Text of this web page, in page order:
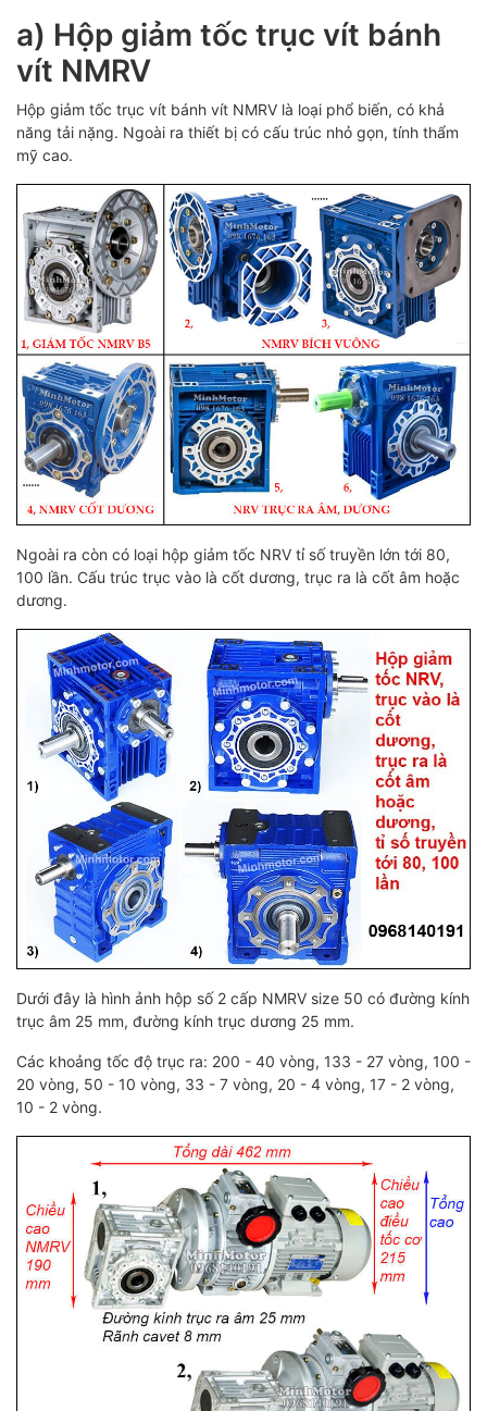
a) Hộp giảm tốc trục vít bánh
vít NMRV
Hộp giảm tốc trục vít bánh vít NMRV là loại phổ biến, có khả
năng tải nặng. Ngoài ra thiết bị có cấu trúc nhỏ gọn, tính thẩm
mỹ cao.
Ngoài ra còn có loại hộp giảm tốc NRV tỉ số truyền lớn tới 80,
100 lần. Cấu trúc trục vào là cốt dương, trục ra là cốt âm hoặc
dương.
Dưới đây là hình ảnh hộp số 2 cấp NMRV size 50 có đường kính
trục âm 25 mm, đường kính trục dương 25 mm.
Các khoảng tốc độ trục ra: 200 - 40 vòng, 133 - 27 vòng, 100 -
20 vòng, 50 - 10 vòng, 33 - 7 vòng, 20 - 4 vòng, 17 - 2 vòng,
10 - 2 vòng.